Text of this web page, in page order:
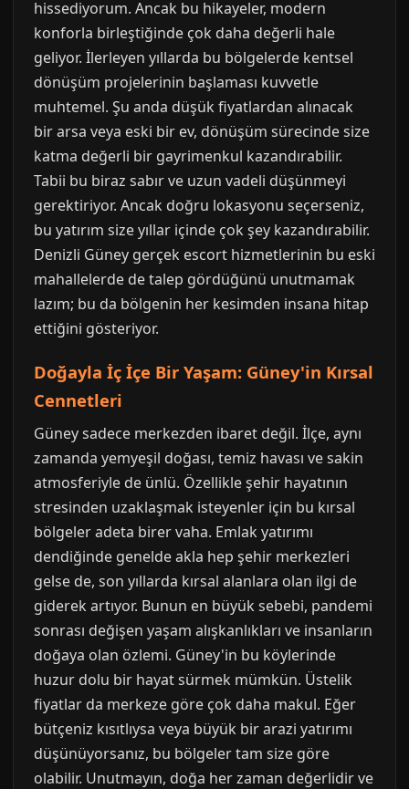
hissediyorum. Ancak bu hikayeler, modern
konforla birleştiğinde çok daha değerli hale
geliyor. İlerleyen yıllarda bu bölgelerde kentsel
dönüşüm projelerinin başlaması kuvvetle
muhtemel. Şu anda düşük fiyatlardan alınacak
bir arsa veya eski bir ev, dönüşüm sürecinde size
katma değerli bir gayrimenkul kazandırabilir.
Tabii bu biraz sabır ve uzun vadeli düşünmeyi
gerektiriyor. Ancak doğru lokasyonu seçerseniz,
bu yatırım size yıllar içinde çok şey kazandırabilir.
Denizli Güney gerçek escort hizmetlerinin bu eski
mahallelerde de talep gördüğünü unutmamak
lazım; bu da bölgenin her kesimden insana hitap
ettiğini gösteriyor.
Doğayla İç İçe Bir Yaşam: Güney'in Kırsal
Cennetleri
Güney sadece merkezden ibaret değil. İlçe, aynı
zamanda yemyeşil doğası, temiz havası ve sakin
atmosferiyle de ünlü. Özellikle şehir hayatının
stresinden uzaklaşmak isteyenler için bu kırsal
bölgeler adeta birer vaha. Emlak yatırımı
dendiğinde genelde akla hep şehir merkezleri
gelse de, son yıllarda kırsal alanlara olan ilgi de
giderek artıyor. Bunun en büyük sebebi, pandemi
sonrası değişen yaşam alışkanlıkları ve insanların
doğaya olan özlemi. Güney'in bu köylerinde
huzur dolu bir hayat sürmek mümkün. Üstelik
fiyatlar da merkeze göre çok daha makul. Eğer
bütçeniz kısıtlıysa veya büyük bir arazi yatırımı
düşünüyorsanız, bu bölgeler tam size göre
olabilir. Unutmayın, doğa her zaman değerlidir ve